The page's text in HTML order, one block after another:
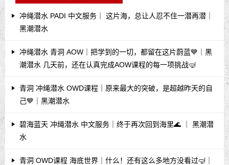
冲绳潜水 PADI 中文服务｜ 这片海，总让人忍不住一潜再潜｜
黑潮潜水
冲绳潜水 青洞 AOW｜把学到的一切，都留在这片蔚蓝💙｜黑
潮潜水 几天前，还在认真完成AOW课程的每一项挑战🤿
青洞 冲绳潜水 OWD课程｜原来最大的突破，是超越昨天的自
己💙｜黑潮潜水
碧海蓝天 冲绳潜水 中文服务｜终于再次回到海里🌊 ｜ 黑潮潜
水
青洞 OWD课程 海底世界｜什么！还有这么多地方没看过🤿｜